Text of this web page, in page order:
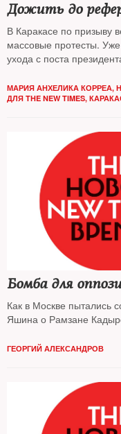
Дожить до
В Каракасе по призыву
массовые протесты.
ухода с поста
— выяснял the new times
МАРИЯ АНХЕЛИКА
ДЛЯ THE NEW TIMES,
Бомба для
Как в Москве пытались
Яшина о Рамзане
ГЕОРГИЙ АЛЕКСАНДРОВ